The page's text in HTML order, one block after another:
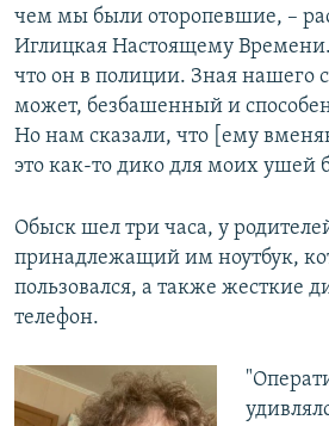
чем мы были оторопевшие, –
Иглицкая Настоящему
что он в полиции. Зная нашего
может, безбашенный и
Но нам сказали, что [ему
это как-то дико для моих ушей
Обыск шел три часа, у
принадлежащий им ноутбук,
пользовался, а также жесткие
телефон.